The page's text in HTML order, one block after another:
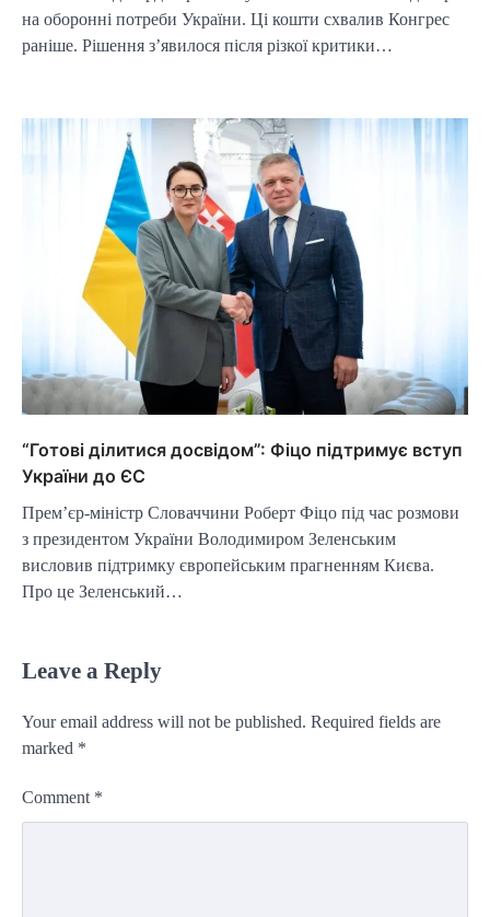
на оборонні потреби України. Ці кошти схвалив Конгрес
раніше. Рішення з’явилося після різкої критики…
“Готові ділитися досвідом”: Фіцо підтримує вступ
України до ЄС
Прем’єр-міністр Словаччини Роберт Фіцо під час розмови
з президентом України Володимиром Зеленським
висловив підтримку європейським прагненням Києва.
Про це Зеленський…
Leave a Reply
Your email address will not be published. Required fields are
marked *
Comment *